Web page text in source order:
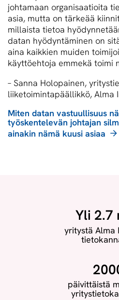
johtamaan organisaatioita
asia, mutta on tärkeää
millaista tietoa
datan hyödyntäminen on
aina kaikkien muiden
käyttöehtoja emmekä toimi
– Sanna Holopainen,
liiketoimintapäällikkö, Alma
Miten datan vastuullisuus
työskentelevän johtajan
ainakin nämä kuusi asiaa
Yli 2.7
yritystä Alma
päivittäistä